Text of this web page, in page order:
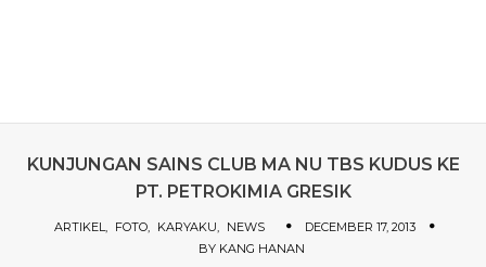
KUNJUNGAN SAINS CLUB MA NU TBS KUDUS KE
PT. PETROKIMIA GRESIK
ARTIKEL FOTO KARYAKU NEWS
DECEMBER 17, 2013
BY KANG HANAN